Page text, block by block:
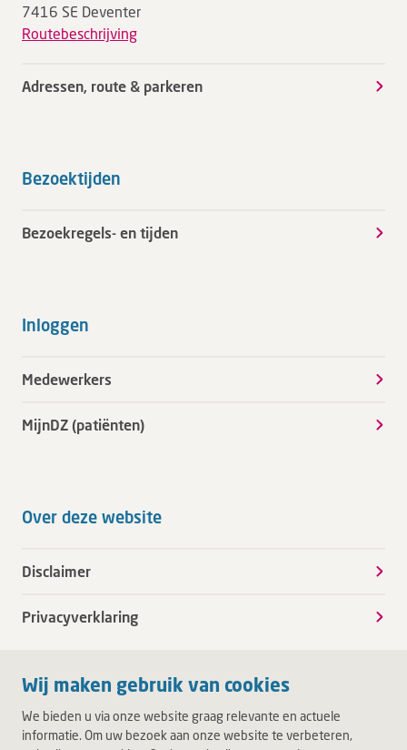
Wij maken gebruik van cookies
We bieden u via onze website graag relevante en actuele
informatie. Om uw bezoek aan onze website te verbeteren,
7416 SE Deventer
Routebeschrijving
Adressen, route & parkeren
Bezoektijden
Bezoekregels- en tijden
Inloggen
Medewerkers
MijnDZ (patiënten)
Over deze website
Disclaimer
Privacyverklaring